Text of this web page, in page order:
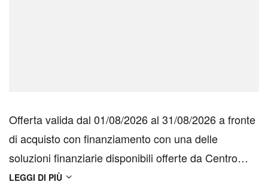
Offerta valida dal 01/08/2026 al 31/08/2026 a fronte
di acquisto con finanziamento con una delle
soluzioni finanziarie disponibili offerte da Centro
Auto Ford. Spese accessorie e Passaggio di
LEGGI DI PIÙ